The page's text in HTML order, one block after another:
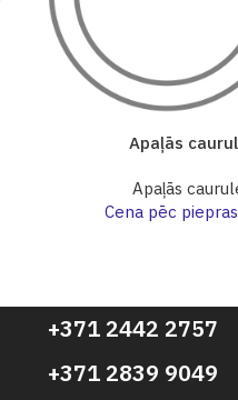
Apaļās
Apaļās
Cena pēc
+371 2442 2757
+371 2839 9049